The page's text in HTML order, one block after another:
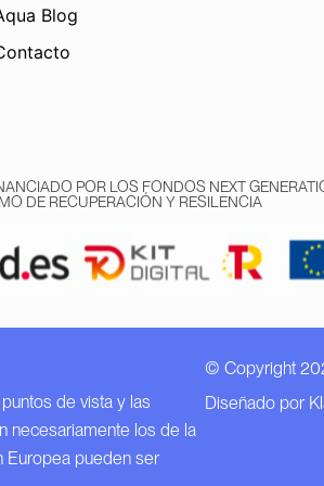
Blog
POR LOS FONDOS NEXT
DE RECUPERACIÓN Y RESILENCIA
de vista y las
necesariamente los de la
Europea pueden ser
© Copyright
Diseñado por